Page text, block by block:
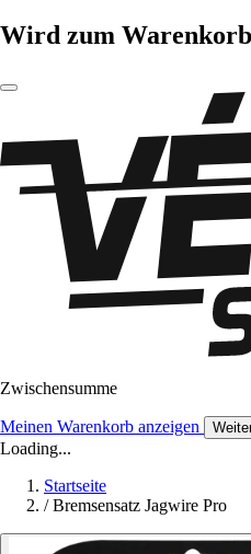
Wird zum
Zwischensumme
Meinen Warenkorb anzeigen
Loading...
Startseite
/ Bremsensatz Jagwire Pro